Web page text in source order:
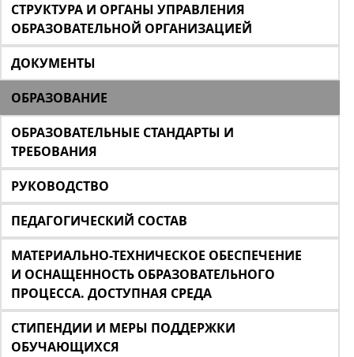
СТРУКТУРА И ОРГАНЫ УПРАВЛЕНИЯ
ОБРАЗОВАТЕЛЬНОЙ ОРГАНИЗАЦИЕЙ
ДОКУМЕНТЫ
ОБРАЗОВАНИЕ
ОБРАЗОВАТЕЛЬНЫЕ СТАНДАРТЫ И
ТРЕБОВАНИЯ
РУКОВОДСТВО
ПЕДАГОГИЧЕСКИЙ СОСТАВ
МАТЕРИАЛЬНО-ТЕХНИЧЕСКОЕ ОБЕСПЕЧЕНИЕ
И ОСНАЩЕННОСТЬ ОБРАЗОВАТЕЛЬНОГО
ПРОЦЕССА. ДОСТУПНАЯ СРЕДА
СТИПЕНДИИ И МЕРЫ ПОДДЕРЖКИ
ОБУЧАЮЩИХСЯ